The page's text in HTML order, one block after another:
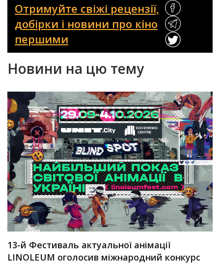
Отримуйте свіжі рецензії,
добірки і новини про кіно
першими
Новини на цю тему
13-й Фестиваль актуальної анімації
LINOLEUM оголосив міжнародний конкурс